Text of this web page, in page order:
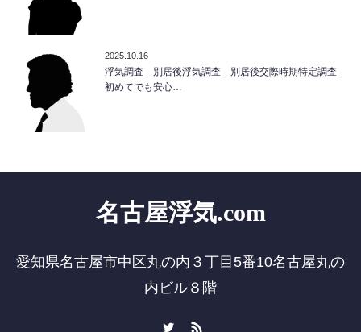
2025.10.16
浮気調査 別居後浮気調査 別居後交際時期特定調査
初めてでも安心…
名古屋浮気.com
愛知県名古屋市中区丸の内３丁目5番10名古屋丸の
内ビル８階